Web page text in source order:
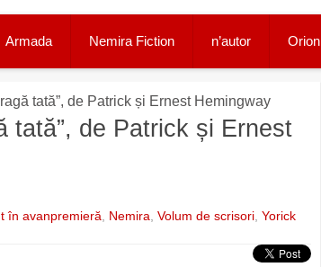
Armada Nemira Fiction n’autor Orion
tată”, de Patrick și Ernest Hemingway
tată”, de Patrick și Ernest
în avanpremieră Nemira Volum de scrisori Yorick